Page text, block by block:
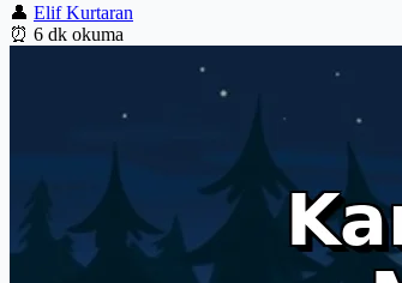
👤 Elif Kurtaran
⏰ 6 dk okuma